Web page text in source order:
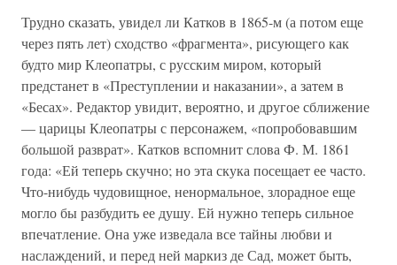
Трудно сказать, увидел ли Катков в 1865-м (а потом еще
через пять лет) сходство «фрагмента», рисующего как
будто мир Клеопатры, с русским миром, который
предстанет в «Преступлении и наказании», а затем в
«Бесах». Редактор увидит, вероятно, и другое сближение
— царицы Клеопатры с персонажем, «попробовавшим
большой разврат». Катков вспомнит слова Ф. М. 1861
года: «Ей теперь скучно; но эта скука посещает ее часто.
Что-нибудь чудовищное, ненормальное, злорадное еще
могло бы разбудить ее душу. Ей нужно теперь сильное
впечатление. Она уже изведала все тайны любви и
наслаждений, и перед ней маркиз де Сад, может быть,